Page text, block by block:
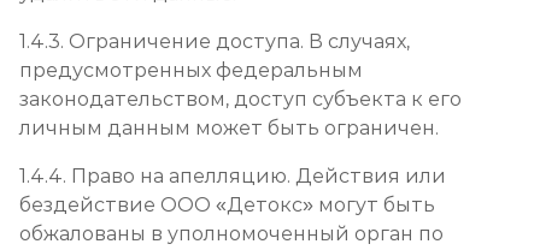
1.4.3. Ограничение доступа. В случаях,
предусмотренных федеральным
законодательством, доступ субъекта к его
личным данным может быть ограничен.
1.4.4. Право на апелляцию. Действия или
бездействие ООО «Детокс» могут быть
обжалованы в уполномоченный орган по